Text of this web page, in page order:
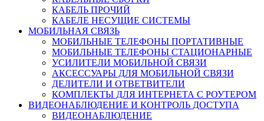
КАБЕЛЬ ПРОЧИЙ
КАБЕЛЕ НЕСУЩИЕ СИСТЕМЫ
МОБИЛЬНАЯ СВЯЗЬ
МОБИЛЬНЫЕ ТЕЛЕФОНЫ ПОРТАТИВНЫЕ
МОБИЛЬНЫЕ ТЕЛЕФОНЫ СТАЦИОНАРНЫЕ
УСИЛИТЕЛИ МОБИЛЬНОЙ СВЯЗИ
АКСЕССУАРЫ ДЛЯ МОБИЛЬНОЙ СВЯЗИ
ДЕЛИТЕЛИ И ОТВЕТВИТЕЛИ
КОМПЛЕКТЫ ДЛЯ ИНТЕРНЕТА С РОУТЕРОМ
ВИДЕОНАБЛЮДЕНИЕ И КОНТРОЛЬ ДОСТУПА
ВИДЕОНАБЛЮДЕНИЕ